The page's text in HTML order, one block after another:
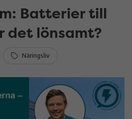
Batterier till
det lönsamt?
Näringsliv